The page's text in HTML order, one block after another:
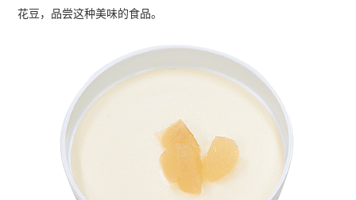
花豆，品尝这种美味的食品。